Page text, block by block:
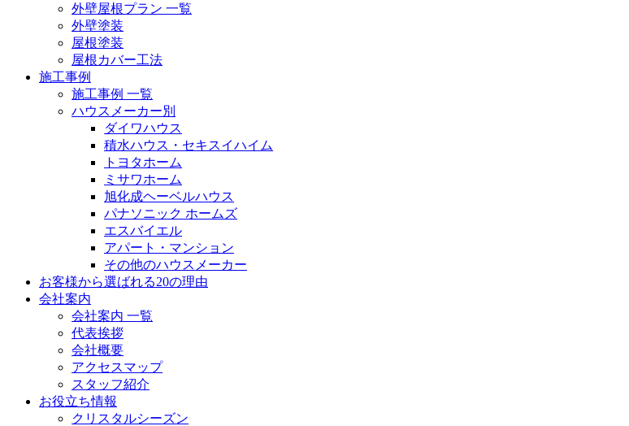
外壁屋根プラン 一覧
外壁塗装
屋根塗装
屋根カバー工法
施工事例
施工事例 一覧
ハウスメーカー別
ダイワハウス
積水ハウス・セキスイハイム
トヨタホーム
ミサワホーム
旭化成ヘーベルハウス
パナソニック ホームズ
エスバイエル
アパート・マンション
その他のハウスメーカー
お客様から選ばれる20の理由
会社案内
会社案内 一覧
代表挨拶
会社概要
アクセスマップ
スタッフ紹介
お役立ち情報
クリスタルシーズン